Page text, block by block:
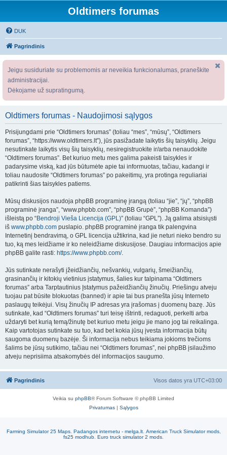
Oldtimers forumas
DUK
Pagrindinis
Jeigu susiduriate su problemomis ar neveikia funkcionalumas, praneškite
administracijai.
Dėkojame už supratingumą.
Oldtimers forumas - Naudojimosi sąlygos
Prisijungdami prie “Oldtimers forumas” (toliau “mes”, “mūsų”, “Oldtimers
forumas”, “https://www.oldtimers.lt”), jūs pasižadate laikytis šių taisyklių. Jeigu
nesutinkate laikytis visų šių taisyklių, nesiregistruokite ir/arba nenaudokite
“Oldtimers forumas”. Bet kuriuo metu mes galima pakeisti taisykles ir
padarysime viską, kad jūs būtumėte apie tai informuotas, tačiau, kadangi ir
toliau naudosite “Oldtimers forumas” po pakeitimų, yra protinga reguliariai
patikrinti šias taisykles patiems.
Mūsų diskusijos naudoja phpBB programinę įrangą (toliau “jie”, “jų”, “phpBB
programinė įranga”, “www.phpbb.com”, “phpBB Grupė”, “phpBB Komanda”)
išleistą po “Bendroji Vieša Licencija (GPL)” (toliau “GPL”). Ją galima atsisiųsti
iš www.phpbb.com puslapio. phpBB programinė įranga tik palengvina
Internetinį bendravimą, o GPL licencija užtikrina, kad jie neturi nieko bendro su
tuo, ką mes leidžiame ir ko neleidžiame diskusijose. Daugiau informacijos apie
phpBB galite rasti: https://www.phpbb.com/.
Jūs sutinkate nerašyti įžeidžiančių, nešvankių, vulgarių, šmeižiančių,
grasinančių ir kitokių vietinius įstatymus, šalies kur talpinama “Oldtimers
forumas” arba Tarptautinius Įstatymus pažeidžiančių žinučių. Priešingu atveju
tuojau pat būsite blokuotas (banned) ir apie tai bus pranešta jūsų Interneto
paslaugų teikėjui. Visų žinučių IP adresas yra įrašomas į duomenų bazę. Jūs
sutinkate, kad “Oldtimers forumas” turi teisę ištrinti, redaguoti, perkelti arba
uždaryti bet kurią temą/žinutę bet kuriuo metu jeigu jie mano jog tai reikalinga.
Kaip vartotojas sutinkate su tuo, kad bet kokia jūsų įvesta informacija būtų
saugoma duomenų bazėje. Ši informacija nebus teikiama jokioms trečioms
šalims be jūsų sutikimo, tačiau nei “Oldtimers forumas”, nei phpBB įsilaužimo
atveju neprisiima atsakomybės dėl informacijos saugumo.
Pagrindinis Visos datos yra UTC+03:00
Veikia su phpBB® Forum Software © phpBB Limited
Privatumas| Sąlygos
Farming Simulator 25 Maps. Padangos internetu - melga.lt. American Truck Simulator mods,
fs25 modhub Euro truck simulator 2 mods